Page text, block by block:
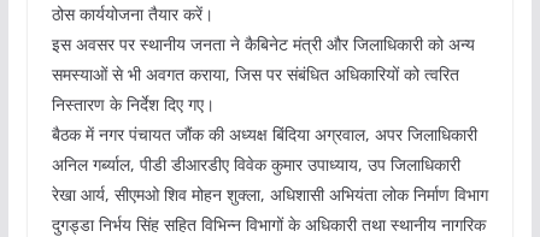
ठोस कार्ययोजना तैयार करें।
इस अवसर पर स्थानीय जनता ने कैबिनेट मंत्री और जिलाधिकारी को अन्य
समस्याओं से भी अवगत कराया, जिस पर संबंधित अधिकारियों को त्वरित
निस्तारण के निर्देश दिए गए।
बैठक में नगर पंचायत जौंक की अध्यक्ष बिंदिया अग्रवाल, अपर जिलाधिकारी
अनिल गर्ब्याल, पीडी डीआरडीए विवेक कुमार उपाध्याय, उप जिलाधिकारी
रेखा आर्य, सीएमओ शिव मोहन शुक्ला, अधिशासी अभियंता लोक निर्माण विभाग
दुगड्डा निर्भय सिंह सहित विभिन्न विभागों के अधिकारी तथा स्थानीय नागरिक